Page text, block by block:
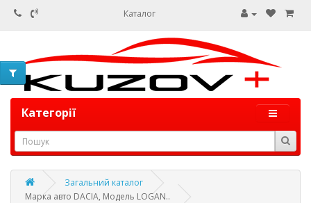
Каталог
Категорії
Загальний каталог
Марка авто DACIA, Модель LOGAN..